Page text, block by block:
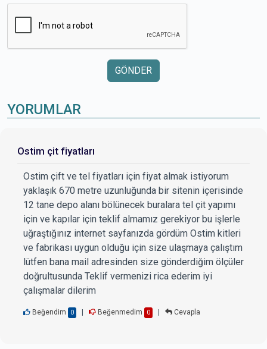
GÖNDER
YORUMLAR
Ostim çit fiyatları
Ostim çift ve tel fiyatları için fiyat almak istiyorum
yaklaşık 670 metre uzunluğunda bir sitenin içerisinde
12 tane depo alanı bölünecek buralara tel çit yapımı
için ve kapılar için teklif almamız gerekiyor bu işlerle
uğraştığınız internet sayfanızda gördüm Ostim kitleri
ve fabrikası uygun olduğu için size ulaşmaya çalıştım
lütfen bana mail adresinden size gönderdiğim ölçüler
doğrultusunda Teklif vermenizi rica ederim iyi
çalışmalar dilerim
Beğendim 0 | Beğenmedim 0 | Cevapla